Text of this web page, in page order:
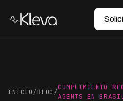
INICIO/BLOG /
CUMPLIMIENTO
AGENTS EN